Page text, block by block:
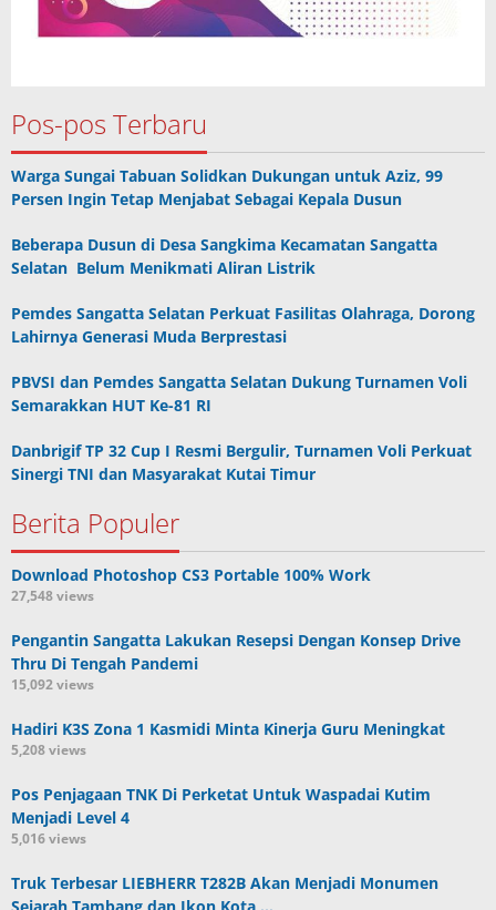
Pos-pos Terbaru
Warga Sungai Tabuan Solidkan Dukungan untuk Aziz, 99
Persen Ingin Tetap Menjabat Sebagai Kepala Dusun
Beberapa Dusun di Desa Sangkima Kecamatan Sangatta
Selatan Belum Menikmati Aliran Listrik
Pemdes Sangatta Selatan Perkuat Fasilitas Olahraga, Dorong
Lahirnya Generasi Muda Berprestasi
PBVSI dan Pemdes Sangatta Selatan Dukung Turnamen Voli
Semarakkan HUT Ke-81 RI
Danbrigif TP 32 Cup I Resmi Bergulir, Turnamen Voli Perkuat
Sinergi TNI dan Masyarakat Kutai Timur
Berita Populer
Download Photoshop CS3 Portable 100% Work
27,548 views
Pengantin Sangatta Lakukan Resepsi Dengan Konsep Drive
Thru Di Tengah Pandemi
15,092 views
Hadiri K3S Zona 1 Kasmidi Minta Kinerja Guru Meningkat
5,208 views
Pos Penjagaan TNK Di Perketat Untuk Waspadai Kutim
Menjadi Level 4
5,016 views
Truk Terbesar LIEBHERR T282B Akan Menjadi Monumen